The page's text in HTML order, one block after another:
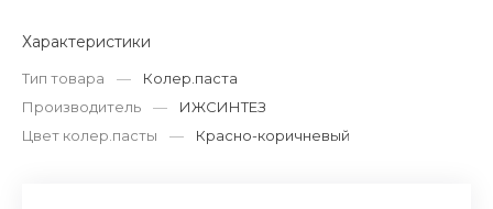
Характеристики
Тип товара —
Колер.паста
Производитель
—
ИЖСИНТЕЗ
Цвет колер.пасты
— Красно-коричневый